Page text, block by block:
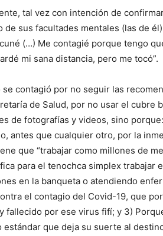
tal vez con intención de
de sus facultades mentales (las de
(…) Me contagié porque tengo
mi sana distancia, pero me tocó”.
se contagió por no seguir las
de Salud, por no usar el cubre
de fotografías y videos, sino
antes que cualquier otro, por la
que “trabajar como millones de
para el tenochca simplex trabajar
en la banqueta o atendiendo
el contagio del Covid-19, que
fallecido por ese virus fifí; y 3)
estándar que deja su suerte al